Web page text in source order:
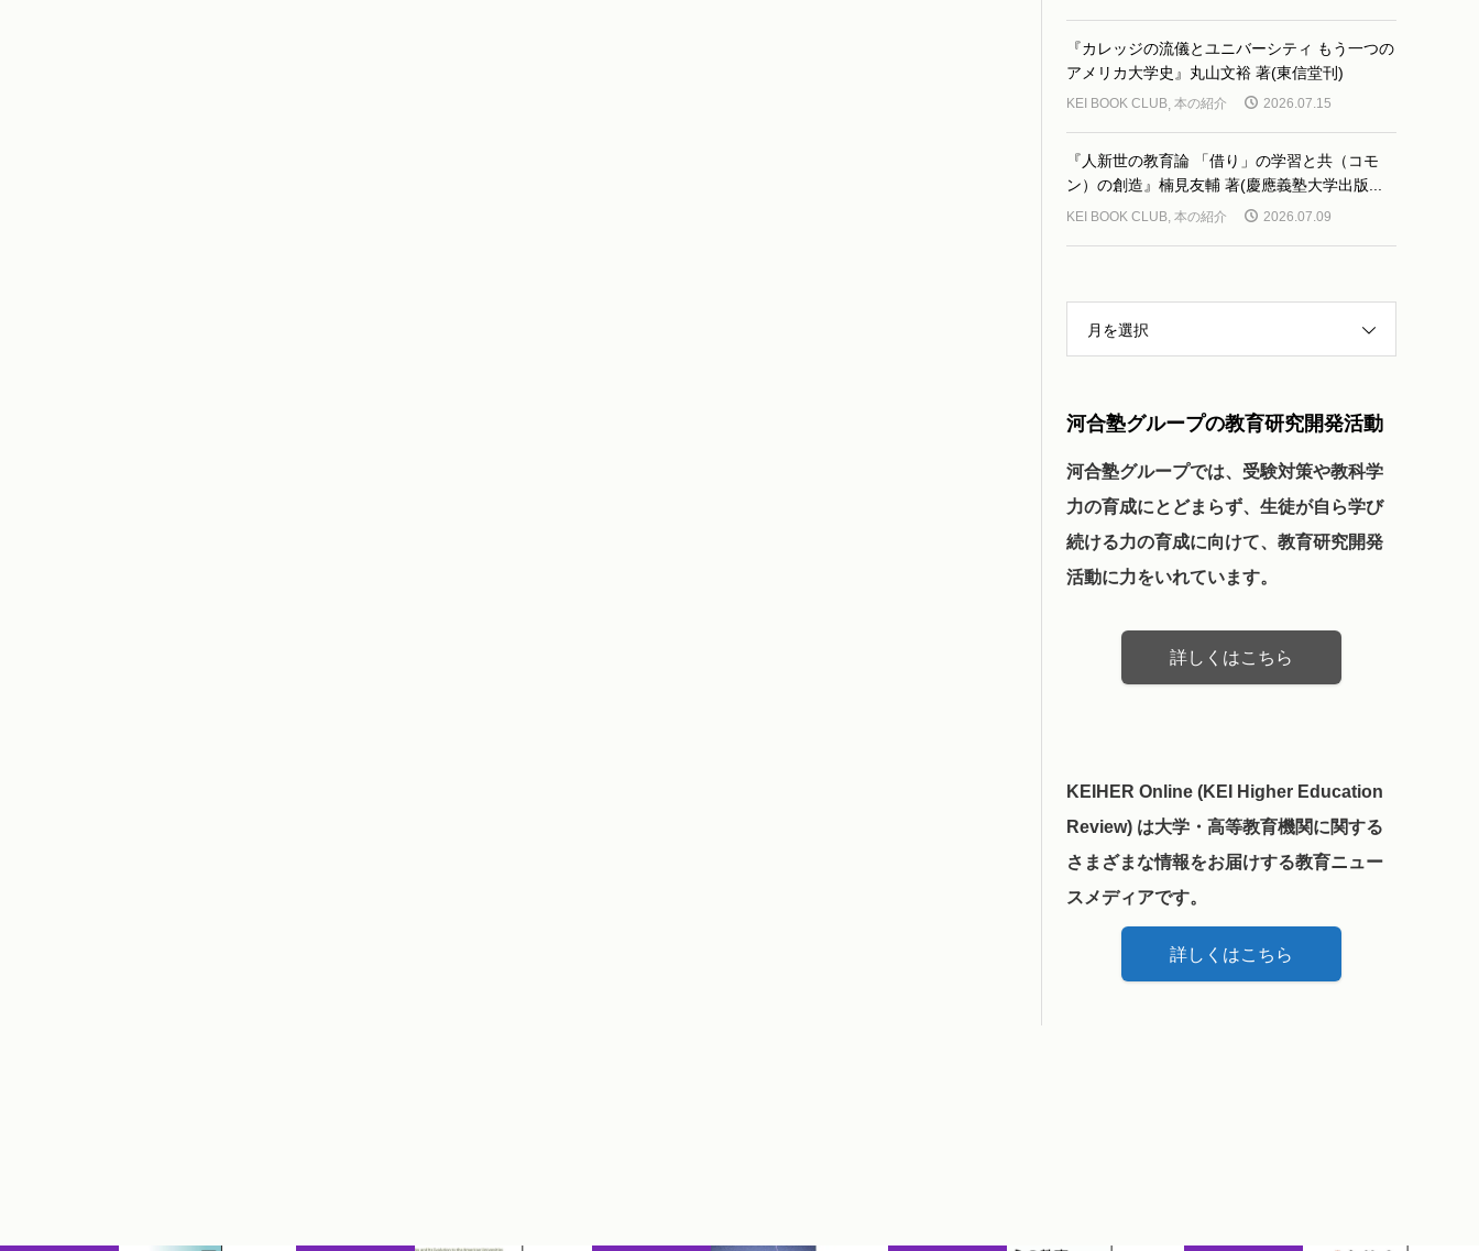
『カレッジの流儀とユニバーシティ もう一つの
アメリカ大学史』丸山文裕 著(東信堂刊)
KEI BOOK CLUB ,本の紹介 2026.07.15
『人新世の教育論 「借り」の学習と共（コモ
ン）の創造』楠見友輔 著(慶應義塾大学出版...
KEI BOOK CLUB,本の紹介 2026.07.09
月を選択
河合塾グループの教育研究開発活動
河合塾グループでは、受験対策や教科学
力の育成にとどまらず、生徒が自ら学び
続ける力の育成に向けて、教育研究開発
活動に力をいれています。
詳しくはこちら
KEIHER Online (KEI Higher Education
Review) は大学・高等教育機関に関する
さまざまな情報をお届けする教育ニュー
スメディアです。
詳しくはこちら